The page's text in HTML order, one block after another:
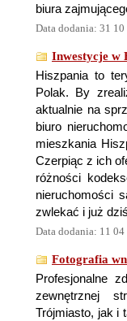
biura
Data dodania: 31
Inwestycje w
Hiszpania to
Polak. By
aktualnie na
biuro
mieszkania
Czerpiąc z ich
różności
nieruchomości
zwlekać i już
Data dodania: 11
Fotografia
Profesjonalne
zewnętrznej
Trójmiasto, jak i